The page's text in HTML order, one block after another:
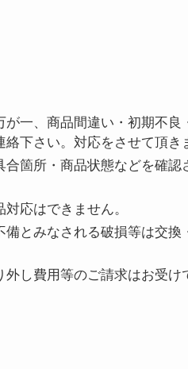
一、商品間違い・初期不良
下さい。対応をさせて頂き
箇所・商品状態などを確認
応はできません。
とみなされる破損等は交換
し費用等のご請求はお受け